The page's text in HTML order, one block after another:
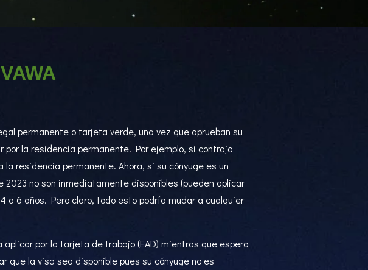
permanente o tarjeta verde, una vez que aprueban su
la residencia permanente. Por ejemplo, si contrajo
residencia permanente. Ahora, si su cónyuge es un
no son inmediatamente disponibles (pueden aplicar
6 años. Pero claro, todo esto podría mudar a cualquier
aplicar por la tarjeta de trabajo (EAD) mientras que espera
que la visa sea disponible pues su cónyuge no es